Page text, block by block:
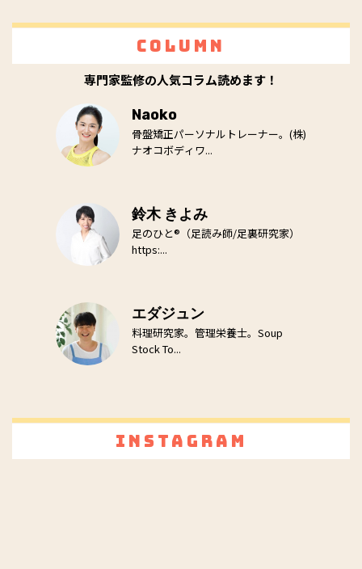
Column
専門家監修の人気コラム読めます！
Naoko
骨盤矯正パーソナルトレーナー。(株)
ナオコボディワ...
鈴木 きよみ
足のひと®（足読み師/足裏研究家）
https:...
エダジュン
料理研究家。管理栄養士。Soup
Stock To...
Instagram